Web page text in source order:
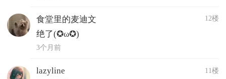
食堂里的麦迪文 12楼
绝了(✪ω✪)
3个月前
lazyline 11楼